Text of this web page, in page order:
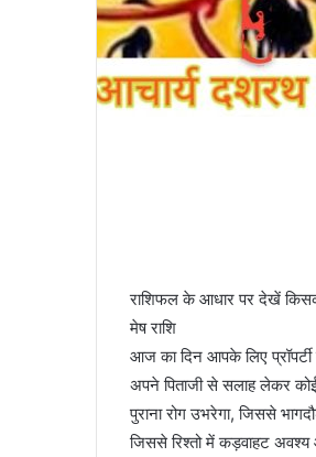
राशिफल के आधार पर देखें
मेष राशि
आज का दिन आपके लिए
अपने पिताजी से सलाह लेकर
पुराना रोग उभरेगा, जिससे
जिससे रिश्तो में कड़वाहट अवश्य